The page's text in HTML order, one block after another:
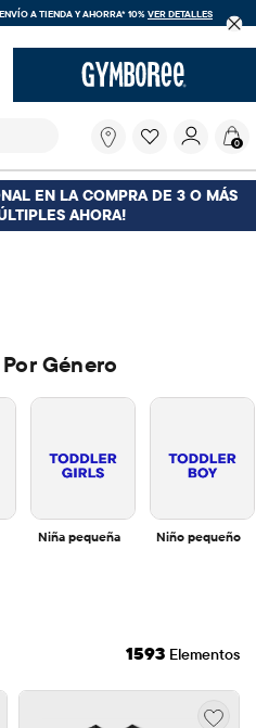
ENVÍO A TIENDA Y AHORRA* 10%VER DETALLES
de búsqueda filtra las
buscando?
0
EN LA COMPRA DE 3 O MÁS
AHORA!
Género
Niña pequeña Niño pequeño
1593 Elementos